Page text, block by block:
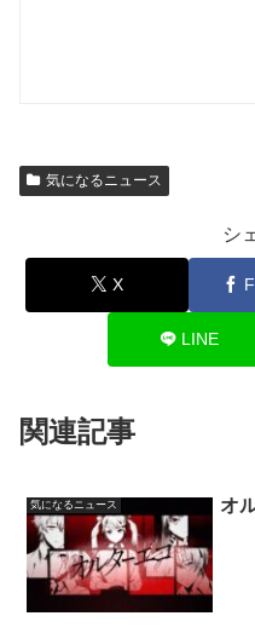
気になるニュース
シ
X
LINE
関連記事
気になるニュース オ